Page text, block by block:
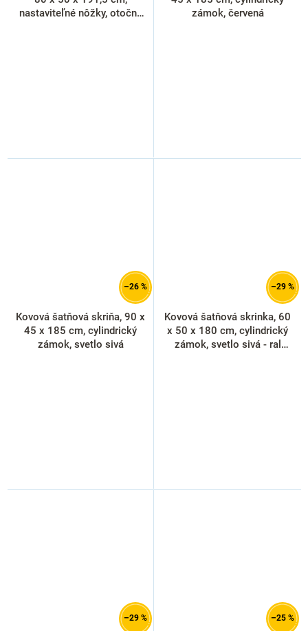
nastaviteľné nôžky, otočný
zámok, červená
–26 %
Kovová šatňová skriňa, 90 x
45 x 185 cm, cylindrický
zámok, svetlo sivá
–29 %
Kovová šatňová skrinka, 60
x 50 x 180 cm, cylindrický
zámok, svetlo sivá - ral
–29 % –25 %